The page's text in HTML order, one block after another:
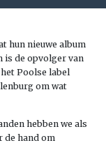
hun nieuwe album
is de opvolger van
Poolse label
om wat
hebben we als
de hand om